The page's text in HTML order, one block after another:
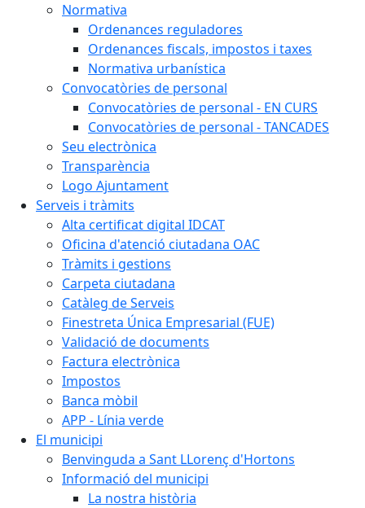
Normativa
Ordenances reguladores
Ordenances fiscals, impostos i taxes
Normativa urbanística
Convocatòries de personal
Convocatòries de personal - EN CURS
Convocatòries de personal - TANCADES
Seu electrònica
Transparència
Logo Ajuntament
Serveis i tràmits
Alta certificat digital IDCAT
Oficina d'atenció ciutadana OAC
Tràmits i gestions
Carpeta ciutadana
Catàleg de Serveis
Finestreta Única Empresarial (FUE)
Validació de documents
Factura electrònica
Impostos
Banca mòbil
APP - Línia verde
El municipi
Benvinguda a Sant LLorenç d'Hortons
Informació del municipi
La nostra història